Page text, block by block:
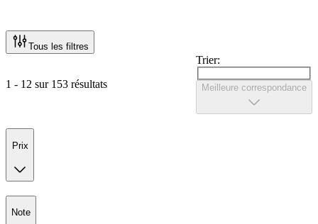
Tous les filtres
1 - 12 sur 153 résultats
Trier:
Meilleure correspondance
Prix
Note